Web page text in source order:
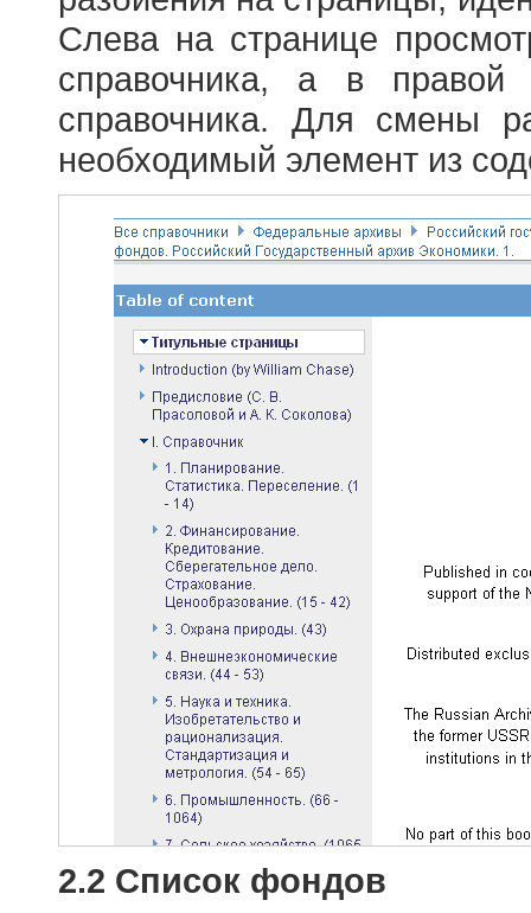
Слева на странице
справочника, а в правой
справочника. Для смены
необходимый элемент из
2.2 Список фондов